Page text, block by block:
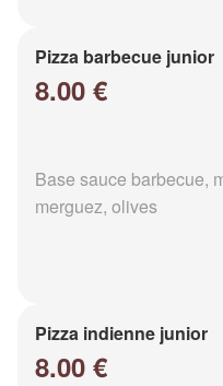
Pizza barbecue junior
8.00 €
Base sauce barbecue,
merguez, olives
Pizza indienne junior
8.00 €